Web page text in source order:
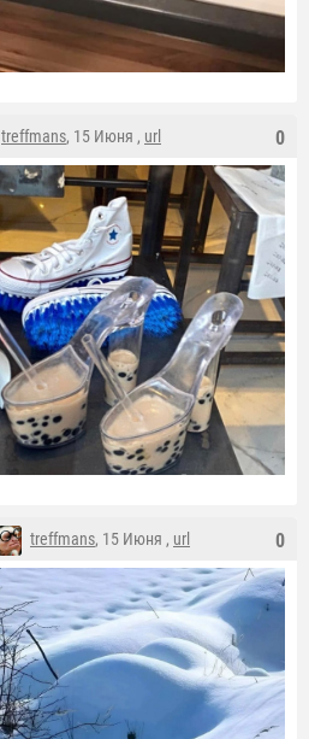
0
treffmans, 15 Июня , url
0
treffmans, 15 Июня , url